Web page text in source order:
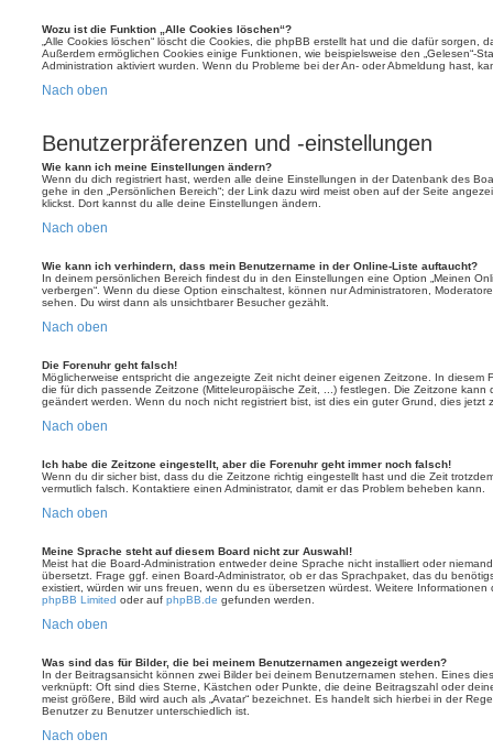
Wozu ist die Funktion „Alle Cookies löschen“?
„Alle Cookies löschen“ löscht die Cookies, die phpBB erstellt hat und die dafür sorgen,
Außerdem ermöglichen Cookies einige Funktionen, wie beispielsweise den „Gelesen“-
Administration aktiviert wurden. Wenn du Probleme bei der An- oder Abmeldung hast,
Nach oben
Benutzerpräferenzen und -einstellungen
Wie kann ich meine Einstellungen ändern?
Wenn du dich registriert hast, werden alle deine Einstellungen in der Datenbank des
gehe in den „Persönlichen Bereich“; der Link dazu wird meist oben auf der Seite
klickst. Dort kannst du alle deine Einstellungen ändern.
Nach oben
Wie kann ich verhindern, dass mein Benutzername in der Online-Liste auftaucht?
In deinem persönlichen Bereich findest du in den Einstellungen eine Option „Meinen
verbergen“. Wenn du diese Option einschaltest, können nur Administratoren,
sehen. Du wirst dann als unsichtbarer Besucher gezählt.
Nach oben
Die Forenuhr geht falsch!
Möglicherweise entspricht die angezeigte Zeit nicht deiner eigenen Zeitzone. In diesem
die für dich passende Zeitzone (Mitteleuropäische Zeit, ...) festlegen. Die Zeitzone kann
geändert werden. Wenn du noch nicht registriert bist, ist dies ein guter Grund, dies jetzt
Nach oben
Ich habe die Zeitzone eingestellt, aber die Forenuhr geht immer noch falsch!
Wenn du dir sicher bist, dass du die Zeitzone richtig eingestellt hast und die Zeit
vermutlich falsch. Kontaktiere einen Administrator, damit er das Problem beheben kann.
Nach oben
Meine Sprache steht auf diesem Board nicht zur Auswahl!
Meist hat die Board-Administration entweder deine Sprache nicht installiert oder
übersetzt. Frage ggf. einen Board-Administrator, ob er das Sprachpaket, das du
existiert, würden wir uns freuen, wenn du es übersetzen würdest. Weitere
phpBB Limited oder auf phpBB.de gefunden werden.
Nach oben
Was sind das für Bilder, die bei meinem Benutzernamen angezeigt werden?
In der Beitragsansicht können zwei Bilder bei deinem Benutzernamen stehen. Eines
verknüpft: Oft sind dies Sterne, Kästchen oder Punkte, die deine Beitragszahl oder
meist größere, Bild wird auch als „Avatar“ bezeichnet. Es handelt sich hierbei in der
Benutzer zu Benutzer unterschiedlich ist.
Nach oben